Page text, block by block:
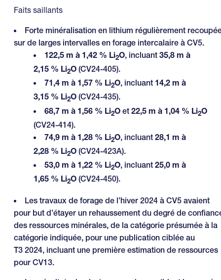
Faits saillants
Forte minéralisation en lithium régulièrement
sur de larges intervalles en forage intercalaire à CV5.
122,5 m à 1,42 % Li2O, incluant 35,8 m à
2,15 % Li2O (CV24-405).
71,4 m à 1,57 % Li2O, incluant 14,2 m à
3,15 % Li2O (CV24-435).
68,7 m à 1,56 % Li2O et 22,5 m à 1,04 % Li2O
(CV24-414).
74,9 m à 1,28 % Li2O, incluant 28,1 m à
2,28 % Li2O (CV24-423A).
53,0 m à 1,22 % Li2O, incluant 25,0 m à
1,65 % Li2O (CV24-450).
Les travaux de forage de l’hiver 2024 à CV5 avaient
pour but d’étayer un rehaussement du degré de
des ressources minérales, de la catégorie présumée à la
catégorie indiquée, pour une publication ciblée au
T3 2024, incluant une première estimation de ressources
pour CV13.